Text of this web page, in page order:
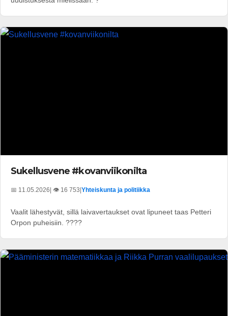
Sukellusvene #kovanviikonilta
📅 11.05.2026 | 👁️ 16 753 Yhteiskunta ja politiikka
Vaalit lähestyvät, sillä laivavertaukset ovat lipuneet taas Petteri
Orpon puheisiin. ????